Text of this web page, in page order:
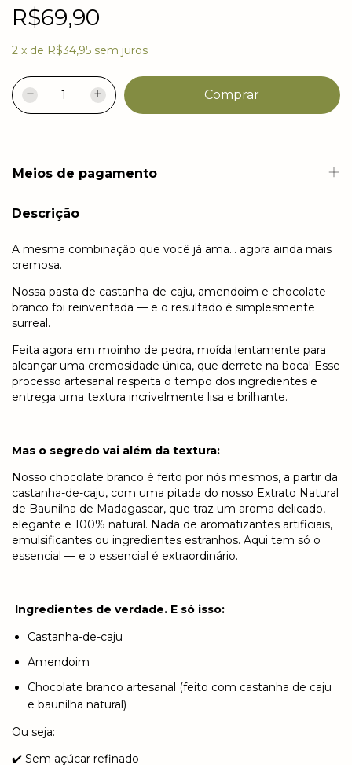
R$69,90
2 x de R$34,95 sem juros
Meios de pagamento
Descrição
A mesma combinação que você já ama... agora ainda mais
cremosa.
Nossa pasta de castanha-de-caju, amendoim e chocolate
branco foi reinventada — e o resultado é simplesmente
surreal.
Feita agora em moinho de pedra, moída lentamente para
alcançar uma cremosidade única, que derrete na boca! Esse
processo artesanal respeita o tempo dos ingredientes e
entrega uma textura incrivelmente lisa e brilhante.
Mas o segredo vai além da textura:
Nosso chocolate branco é feito por nós mesmos, a partir da
castanha-de-caju, com uma pitada do nosso Extrato Natural
de Baunilha de Madagascar, que traz um aroma delicado,
elegante e 100% natural. Nada de aromatizantes artificiais,
emulsificantes ou ingredientes estranhos. Aqui tem só o
essencial — e o essencial é extraordinário.
Ingredientes de verdade. E só isso:
Castanha-de-caju
Amendoim
Chocolate branco artesanal (feito com castanha de caju
e baunilha natural)
Ou seja:
✔️ Sem açúcar refinado